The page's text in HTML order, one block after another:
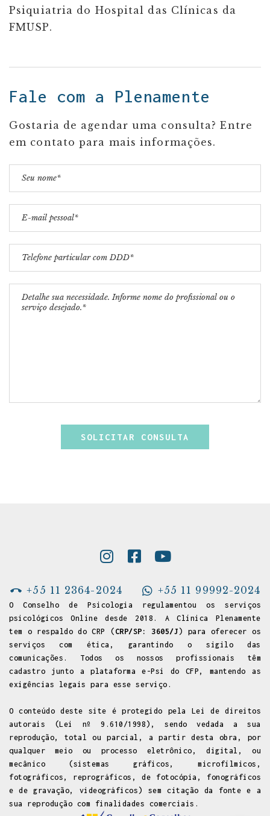
Psiquiatria do Hospital das Clínicas da
FMUSP.
Fale com a Plenamente
Gostaria de agendar uma consulta? Entre
em contato para mais informações.
+55 11 2364-2024 +55 11 99992-2024
O Conselho de Psicologia regulamentou os serviços
psicológicos Online desde 2018. A Clínica Plenamente
tem o respaldo do CRP ( CRP/SP: 3605/J ) para oferecer os
serviços com ética, garantindo o sigilo das
comunicações. Todos os nossos profissionais têm
cadastro junto aplataforma e-Psi do CFP , mantendo as
exigências legais para esse serviço.
O conteúdo deste site é protegido pela Lei de direitos
autorais (Lei nº 9.610/1998), sendo vedada a sua
reprodução, total ou parcial, a partir desta obra, por
qualquer meio ou processo eletrônico, digital, ou
mecânico (sistemas gráficos, microfílmicos,
fotográficos, reprográficos, de fotocópia, fonográficos
e de gravação, videográficos) sem citação da fonte e a
sua reprodução com finalidades comerciais.